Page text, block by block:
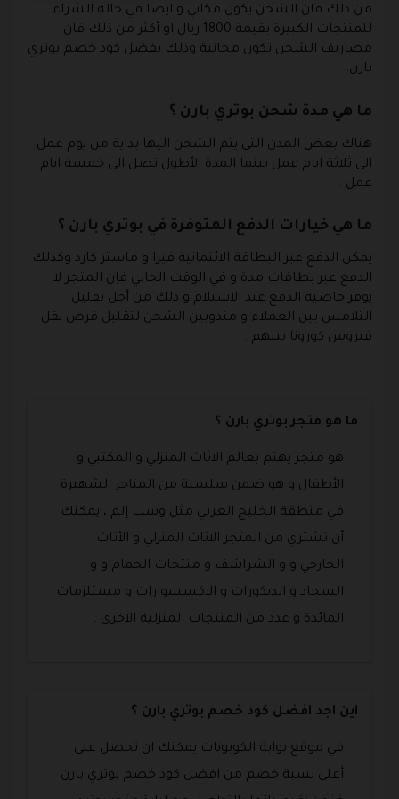
من ذلك فان الشحن يكون مكاني و ايضا في حالة الشراء
للمنتجات الكبيرة بقيمة 1800 ريال او أكثر من ذلك فان
مصاريف الشحن تكون مجانية وذلك بفضل كود خصم بوتري
بارن.
ما هي مدة شحن بوتري بارن ؟
هناك بعض المدن التي يتم الشحن اليها بداية من يوم عمل
الى ثلاثة ايام عمل بينما المدة الأطول تصل الى خمسة ايام
عمل .
ما هي خيارات الدفع المتوفرة في بوتري بارن ؟
يمكن الدفع عبر البطاقة الائتمانية فيزا و ماستر كارد وكذلك
الدفع عبر بطاقات مدة و في الوقت الحالي فإن المتجر لا
يوفر خاصية الدفع عند الاستلام و ذلك من أجل تقليل
التلامس بين العملاء و مندوبين الشحن لتقليل فرص نقل
فيروس كورونا بينهم .
ما هو متجر بوتري بارن ؟
هو متجر يهتم بعالم الاثاث المنزلي و المكتبي و
الأطفال و هو ضمن سلسلة من المتاجر الشهيرة
في منطقة الخليج العربي مثل وست إلم ، يمكنك
أن تشتري من المتجر الاثاث المنزلي و الأثاث
الخارجي و و الشراشف و منتجات الحمام و و
السجاد و الديكورات و الاكسسوارات و مستلزمات
المائدة و عدد من المنتجات المنزلية الاخرى .
اين اجد افضل كود خصم بوتري بارن ؟
في موقع بوابة الكوبونات يمكنك ان تحصل على
أعلى نسبة خصم من افضل كود خصم بوتري بارن